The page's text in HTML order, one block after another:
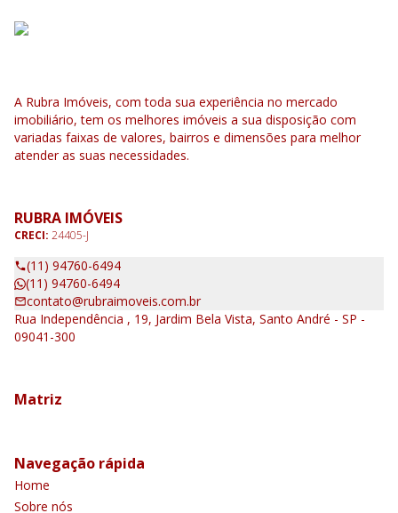
A Rubra Imóveis, com toda sua experiência no mercado
imobiliário, tem os melhores imóveis a sua disposição com
variadas faixas de valores, bairros e dimensões para melhor
atender as suas necessidades.
RUBRA IMÓVEIS
CRECI: 24405-J
(11) 94760-6494
(11) 94760-6494
contato@rubraimoveis.com.br
Rua Independência , 19, Jardim Bela Vista, Santo André - SP -
09041-300
Matriz
Navegação rápida
Home
Sobre nós